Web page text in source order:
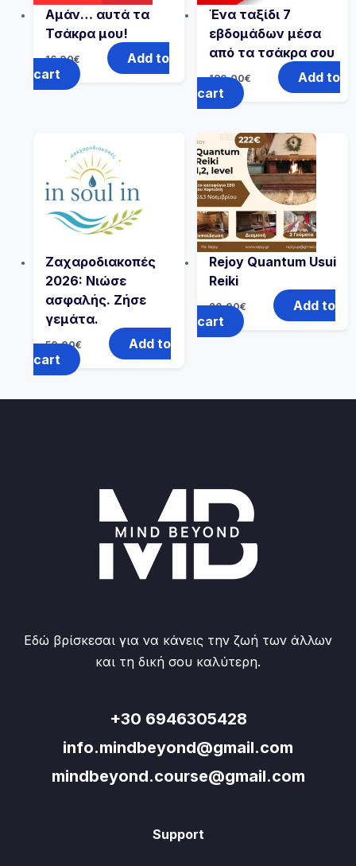
Αμάν… αυτά τα
Τσάκρα μου!
16.00€
Add to
cart
Ένα ταξίδι 7
εβδομάδων μέσα
από τα τσάκρα σου
180.00€
Add to
cart
Ζαχαροδιακοπές
2026: Νιώσε
ασφαλής. Ζήσε
γεμάτα.
50.00€
Add to
cart
Rejoy Quantum Usui
Reiki
20.00€
Add to
cart
Εδώ βρίσκεσαι για να κάνεις την ζωή των άλλων
και τη δική σου καλύτερη.
+30 6946305428
info.mindbeyond@gmail.com
mindbeyond.course@gmail.com
Support